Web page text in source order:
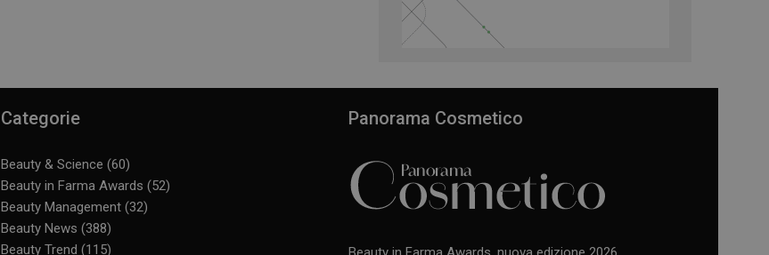
Categorie
Beauty & Science (60)
Beauty in Farma Awards (52)
Beauty Management(32)
Beauty News (388)
Beauty Trend (115)
Panorama Cosmetico